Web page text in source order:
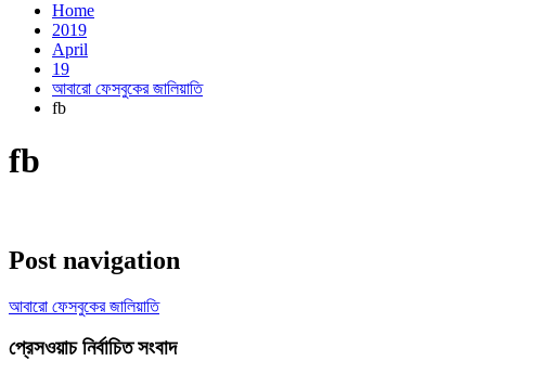
Home
2019
April
19
আবারো ফেসবুকের জালিয়াতি
fb
fb
Post navigation
আবারো ফেসবুকের জালিয়াতি
প্রেসওয়াচ নির্বাচিত সংবাদ